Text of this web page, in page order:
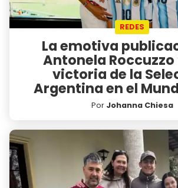
REDES
La emotiva
Antonela
victoria de la
Argentina en el
Por Johanna Chiesa